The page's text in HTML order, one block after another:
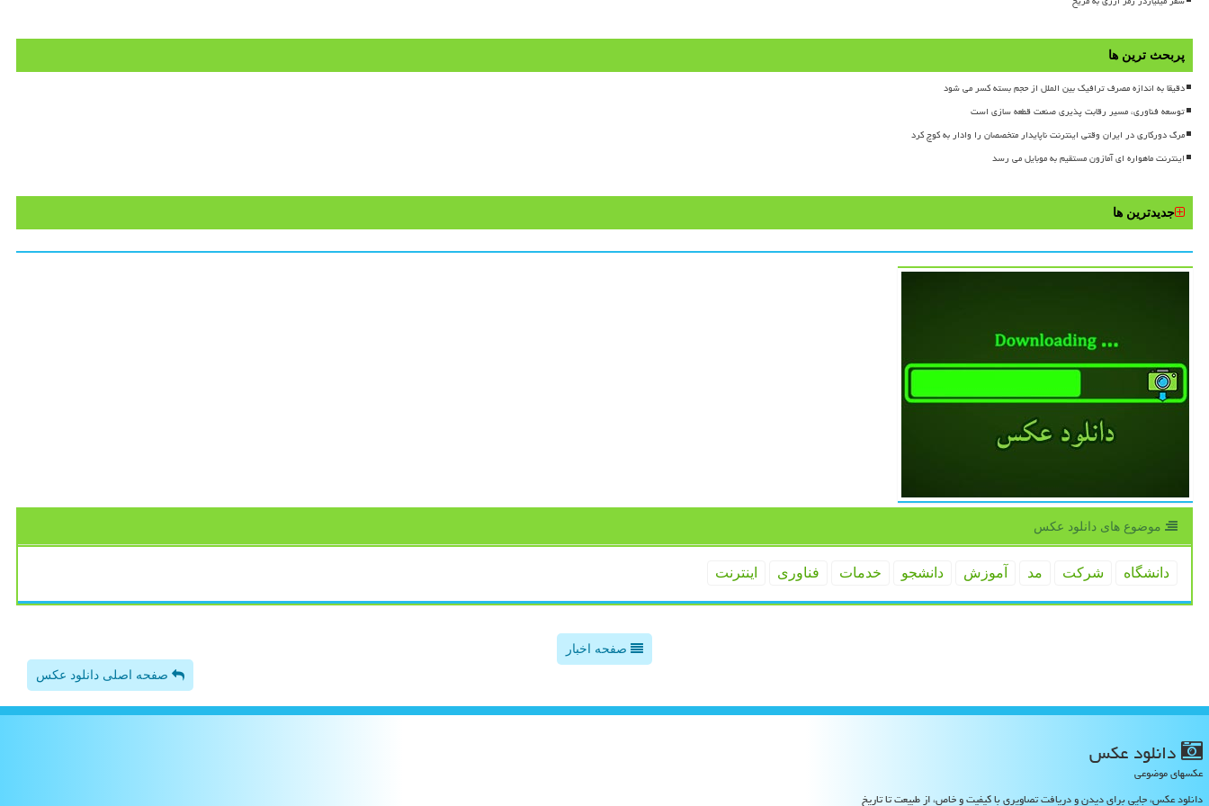
پربحث ترین ها
دقیقا به اندازه مصرف ترافیک بین الملل از حجم بسته کسر می شود
توسعه فناوری، مسیر رقابت پذیری صنعت قطعه سازی است
مرگ دورکاری در ایران وقتی اینترنت ناپایدار متخصصان را وادار به کوچ کرد
اینترنت ماهواره ای آمازون مستقیم به موبایل می رسد
جدیدترین ها
موضوع های دانلود عكس
دانشگاه شركت مد آموزش دانشجو خدمات فناوری اینترنت
صفحه اخبار
صفحه اصلی دانلود عکس
دانلود عكس
عکسهای موضوعی
دانلود عکس، جایی برای دیدن و دریافت تصاویری با کیفیت و خاص، از طبیعت تا تاریخ